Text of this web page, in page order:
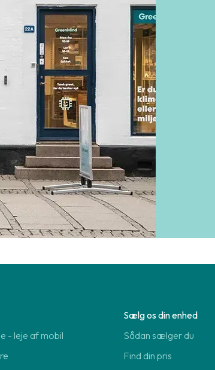
- leje af mobil
Sælg os din enhed
Sådan sælger du
Find din pris